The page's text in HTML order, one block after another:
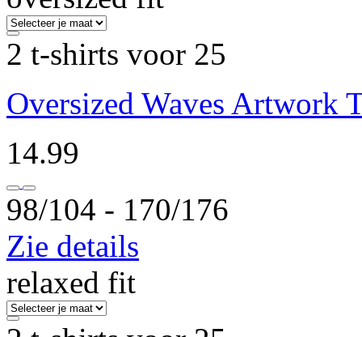
2 t-shirts voor 25
Oversized Waves Artwork
14.99
98/104 ‐ 170/176
Zie details
relaxed fit